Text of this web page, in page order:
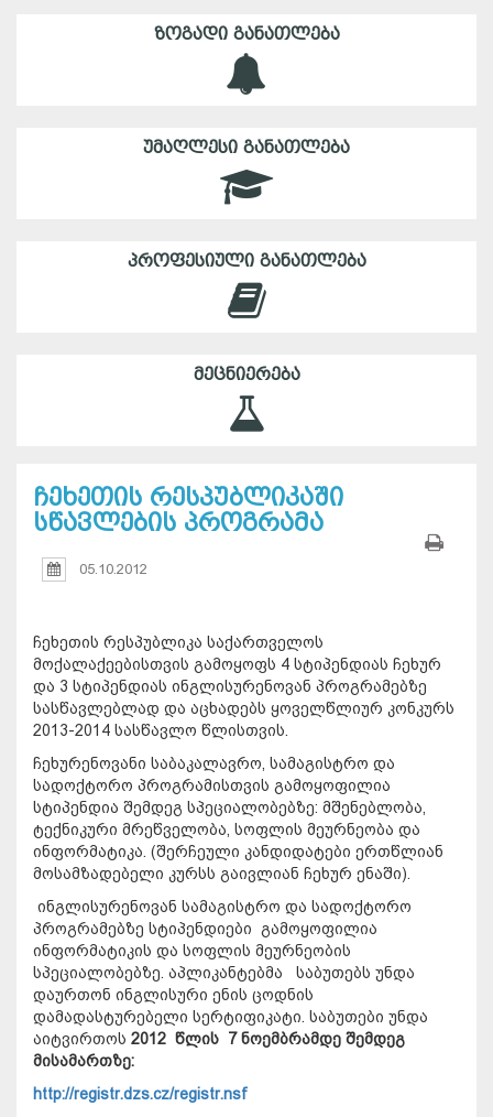
ᲖᲝᲒᲐᲓᲘ ᲒᲐᲜᲐᲗᲚᲔᲑᲐ
ᲣᲛᲐᲦᲚᲔᲡᲘ ᲒᲐᲜᲐᲗᲚᲔᲑᲐ
ᲞᲠᲝᲤᲔᲡᲘᲣᲚᲘ ᲒᲐᲜᲐᲗᲚᲔᲑᲐ
ᲛᲔᲪᲜᲘᲔᲠᲔᲑᲐ
ჩეხეთის რესპუბლიკაში
სწავლების პროგრამა
05.10.2012
ჩეხეთის რესპუბლიკა საქართველოს
მოქალაქეებისთვის გამოყოფს 4 სტიპენდიას ჩეხურ
და 3 სტიპენდიას ინგლისურენოვან პროგრამებზე
სასწავლებლად და აცხადებს ყოველწლიურ კონკურს
2013-2014 სასწავლო წლისთვის.
ჩეხურენოვანი საბაკალავრო, სამაგისტრო და
სადოქტორო პროგრამისთვის გამოყოფილია
სტიპენდია შემდეგ სპეციალობებზე: მშენებლობა,
ტექნიკური მრეწველობა, სოფლის მეურნეობა და
ინფორმატიკა. (შერჩეული კანდიდატები ერთწლიან
მოსამზადებელი კურსს გაივლიან ჩეხურ ენაში).
ინგლისურენოვან სამაგისტრო და სადოქტორო
პროგრამებზე სტიპენდიები გამოყოფილია
ინფორმატიკის და სოფლის მეურნეობის
სპეციალობებზე. აპლიკანტებმა საბუთებს უნდა
დაურთონ ინგლისური ენის ცოდნის
დამადასტურებელი სერტიფიკატი. საბუთები უნდა
აიტვირთოს 2012 წლის 7 ნოემბრამდე შემდეგ
მისამართზე:
http://registr.dzs.cz/registr.nsf